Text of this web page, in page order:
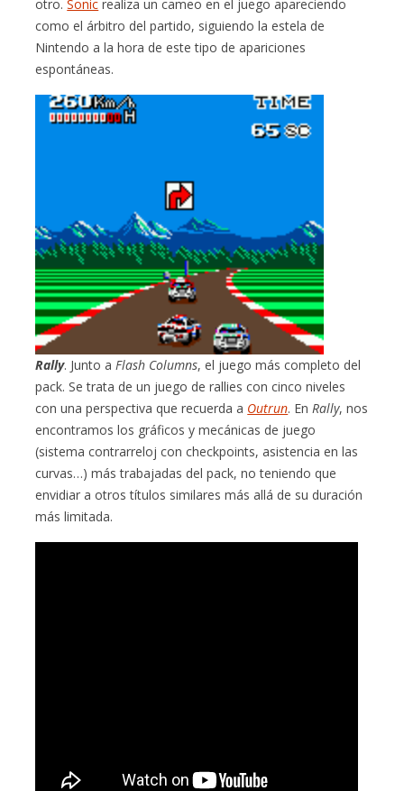
otro.Sonic realiza un cameo en el juego apareciendo
como el árbitro del partido, siguiendo la estela de
Nintendo a la hora de este tipo de apariciones
espontáneas.
Rally. Junto a Flash Columns, el juego más completo del
pack. Se trata de un juego de rallies con cinco niveles
con una perspectiva que recuerda a Outrun. En Rally, nos
encontramos los gráficos y mecánicas de juego
(sistema contrarreloj con checkpoints, asistencia en las
curvas…) más trabajadas del pack, no teniendo que
envidiar a otros títulos similares más allá de su duración
más limitada.